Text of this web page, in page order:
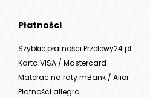
Płatności
Szybkie płatności Przelewy24.pl
Karta VISA / Mastercard
Materac na raty mBank / Alior
Płatności allegro